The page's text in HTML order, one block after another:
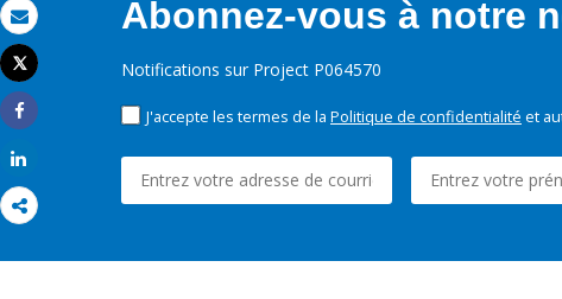
Email
Imprimer
Tweet
Share
Abonnez-vous à notre
Notifications sur Project P064570
J'accepte les termes de la Politique de confidentialité et